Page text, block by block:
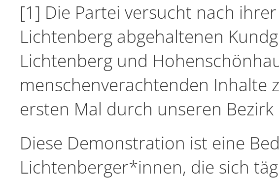
[1] Die Partei versucht nach
Lichtenberg abgehaltenen
Lichtenberg und
menschenverachtenden Inhalte
ersten Mal durch unseren Bezirk
Diese Demonstration ist eine
Lichtenberger*innen, die sich